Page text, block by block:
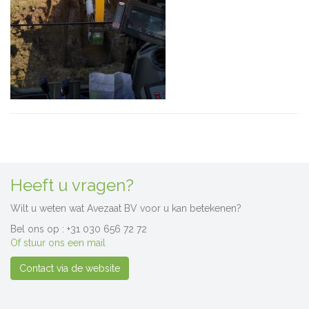
Heeft u vragen?
Wilt u weten wat Avezaat BV voor u kan betekenen?
Bel ons op : +31 030 656 72 72
Of stuur ons een mail
Contact via de website